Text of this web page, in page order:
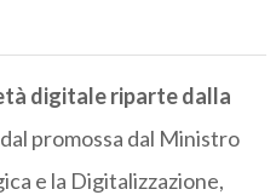
digitale riparte dalla
dal promossa dal Ministro
e la Digitalizzazione,